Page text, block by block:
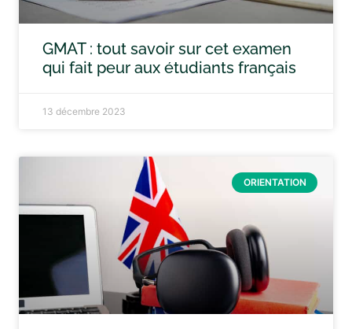
GMAT : tout savoir sur cet examen
qui fait peur aux étudiants français
13 décembre 2023
ORIENTATION